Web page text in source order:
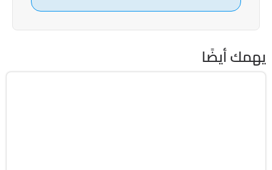
يهمك أيضًا